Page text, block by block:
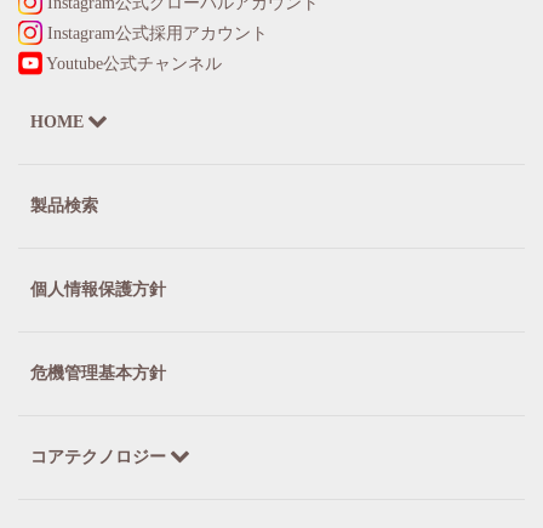
Instagram公式採用アカウント
Youtube公式チャンネル
HOME
製品検索
個人情報保護方針
危機管理基本方針
コアテクノロジー